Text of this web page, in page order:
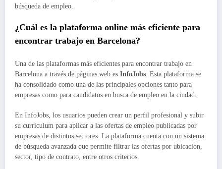
búsqueda de empleo.
¿Cuál es la plataforma online más eficiente para
encontrar trabajo en Barcelona?
Una de las plataformas más eficientes para encontrar trabajo en
Barcelona a través de páginas web es InfoJobs. Esta plataforma se
ha consolidado como una de las principales opciones tanto para
empresas como para candidatos en busca de empleo en la ciudad.
En InfoJobs, los usuarios pueden crear un perfil profesional y subir
su currículum para aplicar a las ofertas de empleo publicadas por
empresas de distintos sectores. La plataforma cuenta con un sistema
de búsqueda avanzada que permite filtrar las ofertas por ubicación,
sector, tipo de contrato, entre otros criterios.